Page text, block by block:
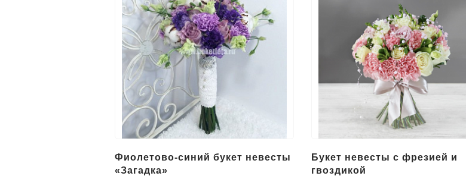
Фиолетово-синий букет невесты
«Загадка»
Букет невесты с фрезией и
гвоздикой